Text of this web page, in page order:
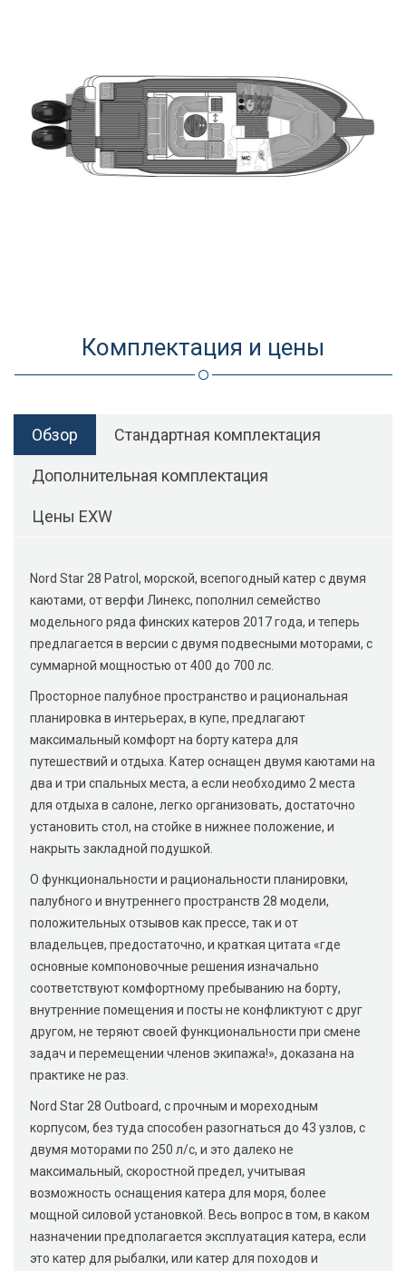
Комплектация и цены
Обзор Стандартная комплектация
Дополнительная комплектация
Цены EXW
Nord Star 28 Patrol, морской, всепогодный катер с двумя
каютами, от верфи Линекс, пополнил семейство
модельного ряда финских катеров 2017 года, и теперь
предлагается в версии с двумя подвесными моторами, с
суммарной мощностью от 400 до 700 лс.
Просторное палубное пространство и рациональная
планировка в интерьерах, в купе, предлагают
максимальный комфорт на борту катера для
путешествий и отдыха. Катер оснащен двумя каютами на
два и три спальных места, а если необходимо 2 места
для отдыха в салоне, легко организовать, достаточно
установить стол, на стойке в нижнее положение, и
накрыть закладной подушкой.
О функциональности и рациональности планировки,
палубного и внутреннего пространств 28 модели,
положительных отзывов как прессе, так и от
владельцев, предостаточно, и краткая цитата «где
основные компоновочные решения изначально
соответствуют комфортному пребыванию на борту,
внутренние помещения и посты не конфликтуют с друг
другом, не теряют своей функциональности при смене
задач и перемещении членов экипажа!», доказана на
практике не раз.
Nord Star 28 Outboard, с прочным и мореходным
корпусом, без туда способен разогнаться до 43 узлов, с
двумя моторами по 250 л/с, и это далеко не
максимальный, скоростной предел, учитывая
возможность оснащения катера для моря, более
мощной силовой установкой. Весь вопрос в том, в каком
назначении предполагается эксплуатация катера, если
это катер для рыбалки, или катер для походов и